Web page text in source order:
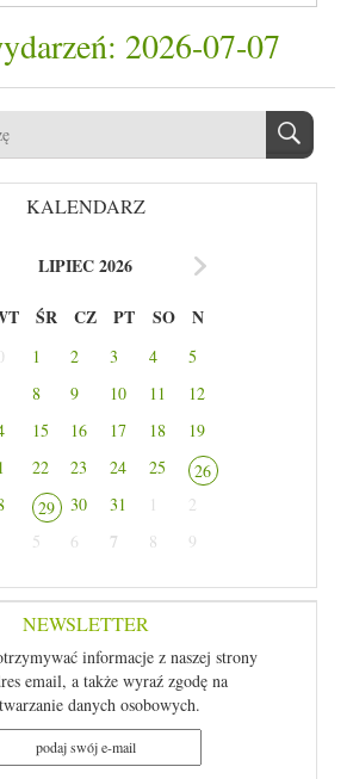
2026-07-07
KALENDARZ
LIPIEC 2026
ŚR CZ PT SO N
1 2 3 4
5
8 9 10 11
12
15 16 17 18
19
22 23 24 25
26
29 30 31 1
2
5 6 7 8 9
NEWSLETTER
informacje z naszej strony
email, a także wyraź zgodę na
danych osobowych.